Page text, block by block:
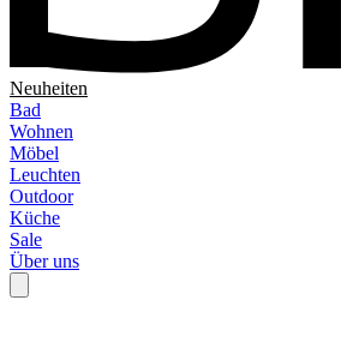
Neuheiten
Bad
Wohnen
Möbel
Leuchten
Outdoor
Küche
Sale
Über uns